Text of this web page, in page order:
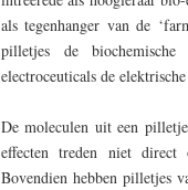
als tegenhanger van de
pilletjes de biochemische
electroceuticals de
De moleculen uit een
effecten treden niet
Bovendien hebben pilletjes